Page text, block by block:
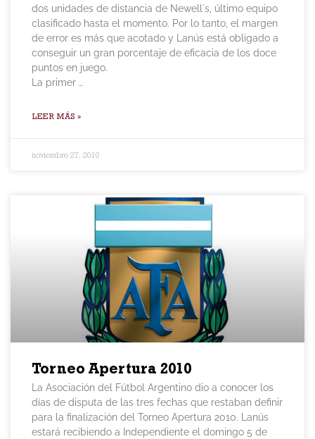
dos unidades de distancia de Newell´s, último equipo
clasificado hasta el momento. Por lo tanto, el margen
de error es más que acotado y Lanús está obligado a
conseguir un gran porcentaje de eficacia de los doce
puntos en juego.
La primer …
LEER MÁS »
noviembre 27, 2010
Torneo Apertura 2010
La Asociación del Fútbol Argentino dio a conocer los
días de disputa de las tres fechas que restaban definir
para la finalización del Torneo Apertura 2010. Lanús
estará recibiendo a Independiente el domingo 5 de